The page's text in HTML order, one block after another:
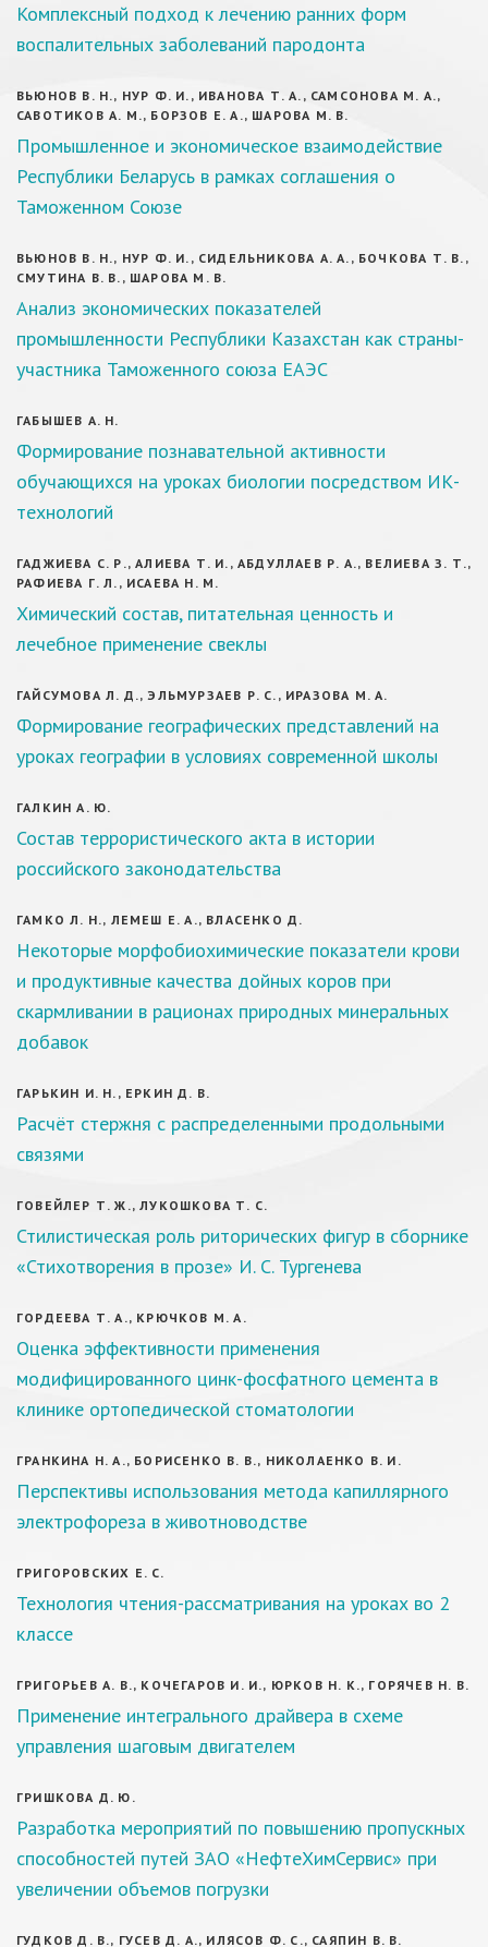
Комплексный подход к лечению ранних форм
воспалительных заболеваний пародонта
ВЬЮНОВ В. Н., НУР Ф. И., ИВАНОВА Т. А., САМСОНОВА М. А.,
САВОТИКОВ А. М., БОРЗОВ Е. А., ШАРОВА М. В.
Промышленное и экономическое взаимодействие
Республики Беларусь в рамках соглашения о
Таможенном Союзе
ВЬЮНОВ В. Н., НУР Ф. И., СИДЕЛЬНИКОВА А. А., БОЧКОВА Т. В.,
СМУТИНА В. В., ШАРОВА М. В.
Анализ экономических показателей
промышленности Республики Казахстан как страны-
участника Таможенного союза ЕАЭС
ГАБЫШЕВ А. Н.
Формирование познавательной активности
обучающихся на уроках биологии посредством ИК-
технологий
ГАДЖИЕВА С. Р., АЛИЕВА Т. И., АБДУЛЛАЕВ Р. А., ВЕЛИЕВА З. Т.,
РАФИЕВА Г. Л., ИСАЕВА Н. М.
Химический состав, питательная ценность и
лечебное применение свеклы
ГАЙСУМОВА Л. Д., ЭЛЬМУРЗАЕВ Р. С., ИРАЗОВА М. А.
Формирование географических представлений на
уроках географии в условиях современной школы
ГАЛКИН А. Ю.
Состав террористического акта в истории
российского законодательства
ГАМКО Л. Н., ЛЕМЕШ Е. А., ВЛАСЕНКО Д.
Некоторые морфобиохимические показатели крови
и продуктивные качества дойных коров при
скармливании в рационах природных минеральных
добавок
ГАРЬКИН И. Н., ЕРКИН Д. В.
Расчёт стержня с распределенными продольными
связями
ГОВЕЙЛЕР Т. Ж., ЛУКОШКОВА Т. С.
Стилистическая роль риторических фигур в сборнике
«Стихотворения в прозе» И. С. Тургенева
ГОРДЕЕВА Т. А., КРЮЧКОВ М. А.
Оценка эффективности применения
модифицированного цинк-фосфатного цемента в
клинике ортопедической стоматологии
ГРАНКИНА Н. А., БОРИСЕНКО В. В., НИКОЛАЕНКО В. И.
Перспективы использования метода капиллярного
электрофореза в животноводстве
ГРИГОРОВСКИХ Е. С.
Технология чтения-рассматривания на уроках во 2
классе
ГРИГОРЬЕВ А. В., КОЧЕГАРОВ И. И., ЮРКОВ Н. К., ГОРЯЧЕВ Н. В.
Применение интегрального драйвера в схеме
управления шаговым двигателем
ГРИШКОВА Д. Ю.
Разработка мероприятий по повышению пропускных
способностей путей ЗАО «НефтеХимСервис» при
увеличении объемов погрузки
ГУДКОВ Д. В., ГУСЕВ Д. А., ИЛЯСОВ Ф. С., САЯПИН В. В.